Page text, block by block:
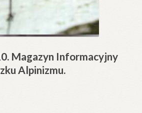
Magazyn Informacyjny
Alpinizmu.